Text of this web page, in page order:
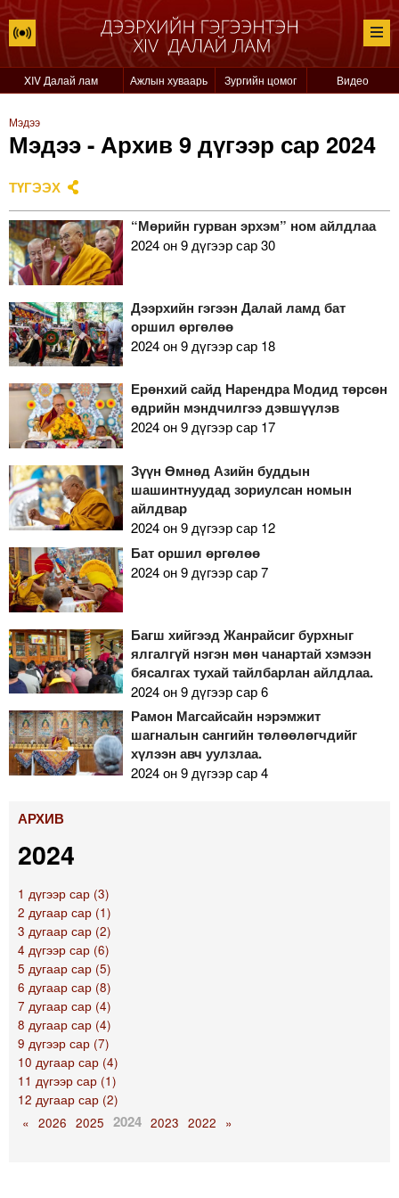
XIV Далай лам Ажлын хуваарь Зургийн цомог Видео
Мэдээ
Мэдээ - Архив 9 дүгээр сар 2024
ТҮГЭЭХ
“Мөрийн гурван эрхэм” ном айлдлаа
2024 он 9 дүгээр сар 30
Дээрхийн гэгээн Далай ламд бат
оршил өргөлөө
2024 он 9 дүгээр сар 18
Ерөнхий сайд Нарендра Модид төрсөн
өдрийн мэндчилгээ дэвшүүлэв
2024 он 9 дүгээр сар 17
Зүүн Өмнөд Азийн буддын
шашинтнуудад зориулсан номын
айлдвар
2024 он 9 дүгээр сар 12
Бат оршил өргөлөө
2024 он 9 дүгээр сар 7
Багш хийгээд Жанрайсиг бурхныг
ялгалгүй нэгэн мөн чанартай хэмээн
бясалгах тухай тайлбарлан айлдлаа.
2024 он 9 дүгээр сар 6
Рамон Магсайсайн нэрэмжит
шагналын сангийн төлөөлөгчдийг
хүлээн авч уулзлаа.
2024 он 9 дүгээр сар 4
АРХИВ
2024
1 дүгээр сар (3)
2 дугаар сар (1)
3 дугаар сар (2)
4 дүгээр сар (6)
5 дугаар сар (5)
6 дугаар сар (8)
7 дугаар сар (4)
8 дугаар сар (4)
9 дүгээр сар (7)
10 дугаар сар (4)
11 дүгээр сар (1)
12 дугаар сар (2)
« 2026 2025 2024 2023 2022 »